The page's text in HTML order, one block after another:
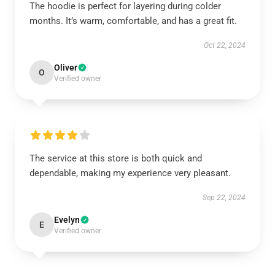
The hoodie is perfect for layering during colder
months. It’s warm, comfortable, and has a great fit.
Oct 22, 2024
O Oliver
Verified owner
The service at this store is both quick and
dependable, making my experience very pleasant.
Sep 22, 2024
E Evelyn
Verified owner